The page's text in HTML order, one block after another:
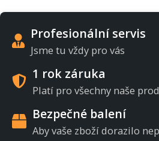
Profesionální servis
Jsme tu vždy pro vás
1 rok záruka
Platí pro všechny naše
Bezpečné balení
Aby vaše zboží dorazilo